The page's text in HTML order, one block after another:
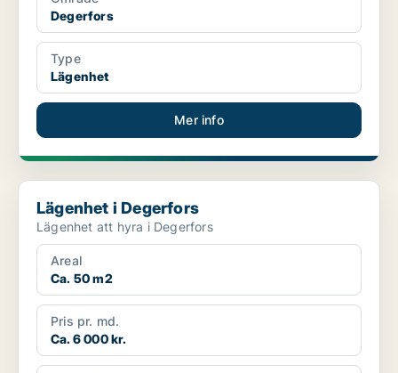
Degerfors
Type
Lägenhet
Mer info
Lägenhet i Degerfors
Lägenhet i Degerfors
Lägenhet att hyra i Degerfors
Areal
Ca. 50 m2
Pris pr. md.
Ca. 6 000 kr.